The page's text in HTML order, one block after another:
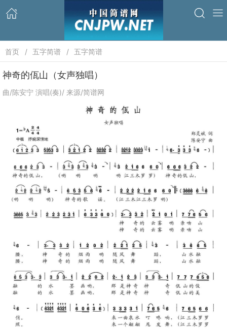
首页 五字简谱 五字简谱
神奇的佤山（女声独唱）
曲/陈安宁 演唱(奏)/ 来源/简谱网